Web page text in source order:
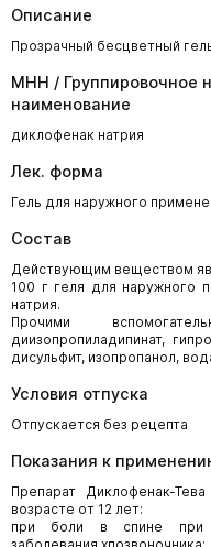
Описание
Прозрачный бесцветный
МНН / Группировочное
наименование
диклофенак натрия
Лек. форма
Гель для наружного
Состав
Действующим веществом
100 г геля для наружного
натрия.
Прочими
диизопропиладипинат,
дисульфит, изопропанол,
Условия отпуска
Отпускается без рецепта
Показания к
Препарат Диклофенак-
возрасте от 12 лет:
при боли в спине при